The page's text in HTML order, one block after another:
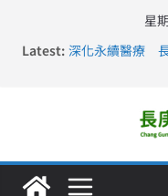
星
Latest: 深化永續醫療
長庚科大訪凱瑟
仁德醫專與長
長庚科大連四年